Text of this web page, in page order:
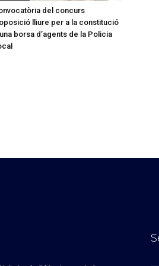
del concurs
lliure per a la constitució
borsa d’agents de la Policia